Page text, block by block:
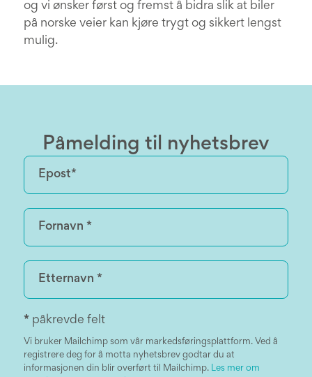
og vi ønsker først og fremst å bidra slik at biler
på norske veier kan kjøre trygt og sikkert lengst
mulig.
Påmelding til nyhetsbrev
* påkrevde felt
Vi bruker Mailchimp som vår markedsføringsplattform. Ved å
registrere deg for å motta nyhetsbrev godtar du at
informasjonen din blir overført til Mailchimp. Les mer om